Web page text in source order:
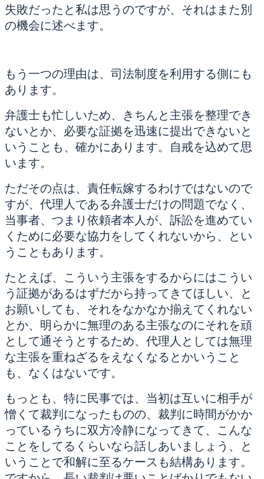
失敗だったと私は思うのですが、それはまた別
の機会に述べます。
もう一つの理由は、司法制度を利用する側にも
あります。
弁護士も忙しいため、きちんと主張を整理でき
ないとか、必要な証拠を迅速に提出できないと
いうことも、確かにあります。自戒を込めて思
います。
ただその点は、責任転嫁するわけではないので
すが、代理人である弁護士だけの問題でなく、
当事者、つまり依頼者本人が、訴訟を進めてい
くために必要な協力をしてくれないから、とい
うこともあります。
たとえば、こういう主張をするからにはこうい
う証拠があるはずだから持ってきてほしい、と
お願いしても、それをなかなか揃えてくれない
とか、明らかに無理のある主張なのにそれを頑
として通そうとするため、代理人としては無理
な主張を重ねざるをえなくなるとかいうこと
も、なくはないです。
もっとも、特に民事では、当初は互いに相手が
憎くて裁判になったものの、裁判に時間がかか
っているうちに双方冷静になってきて、こんな
ことをしてるくらいなら話しあいましょう、と
いうことで和解に至るケースも結構あります。